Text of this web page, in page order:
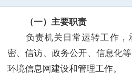
（一）主要职责
负责机关日常运转工作，
密、信访、政务公开、信息化
环境信息网建设和管理工作。